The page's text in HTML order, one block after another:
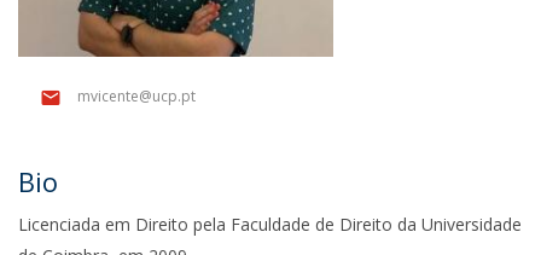
mvicente@ucp.pt
Bio
Licenciada em Direito pela Faculdade de Direito da Universidade